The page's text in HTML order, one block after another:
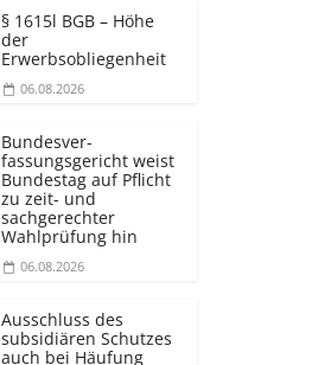
§ 1615l BGB – Höhe
der
Erwerbsobliegenheit
06.08.2026
Bundesver­
fassungsgericht weist
Bundestag auf Pflicht
zu zeit- und
sachgerechter
Wahlprüfung hin
06.08.2026
Ausschluss des
subsidiären Schutzes
auch bei Häufung